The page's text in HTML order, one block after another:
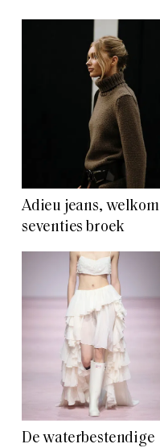
Adieu jeans, welkom
seventies broek
De waterbestendige